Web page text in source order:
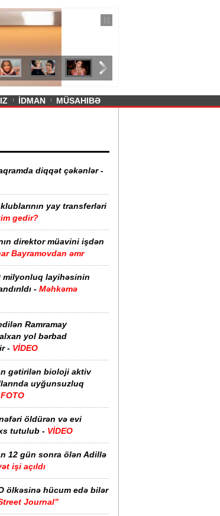
ətəyi tənqid olundu -
İDMAN MÜSAHIBƏ
diqqət çəkənlər -
yay transferləri
gedir?
direktor müavini işdən
Bayramovdan əmr
milyonluq layihəsinin
- Məhkəmə
Ramramay
yol bərbad
- VİDEO
gətirilən bioloji aktiv
uyğunsuzluq
FOTO
öldürən və evi
tutulub - VİDEO
12 gün sonra ölən Adillə
işi açıldı
ölkəsinə hücum edə bilər
Journal”